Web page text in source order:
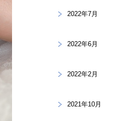
2022年7月
2022年6月
2022年2月
2021年10月